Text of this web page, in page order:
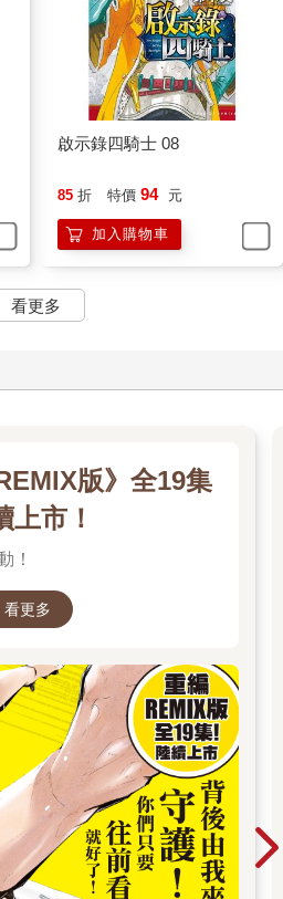
啟示錄四騎士 08
85 折 特價 94 元
加入購物車
看更多
版》全19集
上市！
！
看更多